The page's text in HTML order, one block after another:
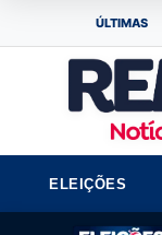
ÚLTIMAS
ELEIÇÕES